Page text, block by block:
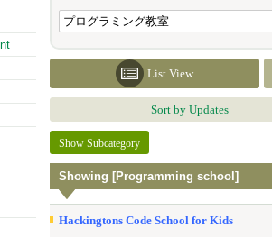
List View
Sort by Updates
Show Subcategory
Showing [Programming school]
Hackingtons Code School for Kids